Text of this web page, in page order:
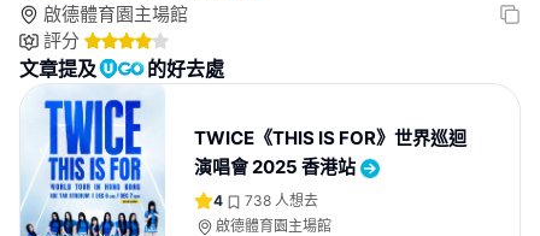
啟德體育園主場館
評分
文章提及 的好去處
TWICE《THIS IS FOR》世界巡迴
演唱會 2025 香港站
4 738 人想去
啟德體育園主場館